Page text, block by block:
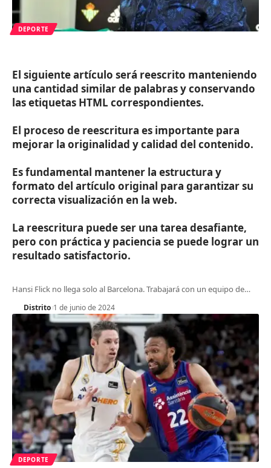
DEPORTE
El siguiente artículo será reescrito manteniendo
una cantidad similar de palabras y conservando
las etiquetas HTML correspondientes.
El proceso de reescritura es importante para
mejorar la originalidad y calidad del contenido.
Es fundamental mantener la estructura y
formato del artículo original para garantizar su
correcta visualización en la web.
La reescritura puede ser una tarea desafiante,
pero con práctica y paciencia se puede lograr un
resultado satisfactorio.
Hansi Flick no llega solo al Barcelona. Trabajará con un equipo de…
Distrito 1 de junio de 2024
DEPORTE